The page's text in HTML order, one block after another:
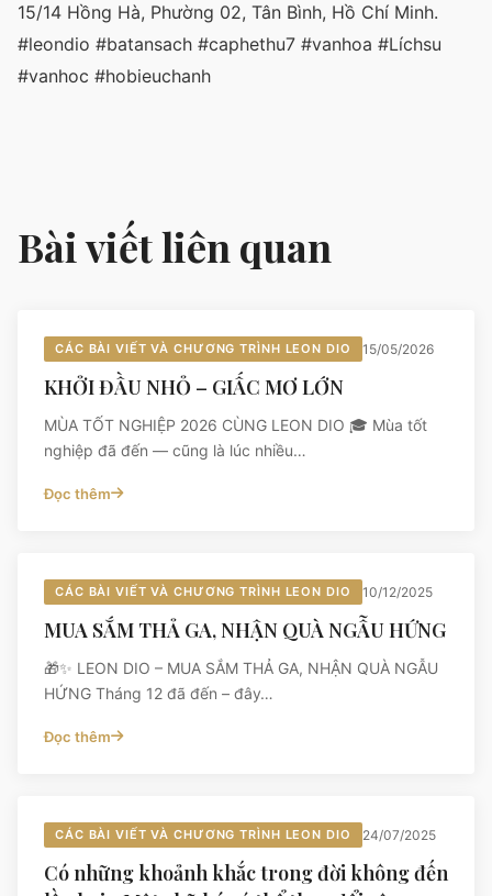
15/14 Hồng Hà, Phường 02, Tân Bình, Hồ Chí Minh.
#leondio #batansach #caphethu7 #vanhoa #Líchsu
#vanhoc #hobieuchanh
Bài viết liên quan
CÁC BÀI VIẾT VÀ CHƯƠNG TRÌNH LEON DIO 15/05/2026
KHỞI ĐẦU NHỎ – GIẤC MƠ LỚN
MÙA TỐT NGHIỆP 2026 CÙNG LEON DIO 🎓 Mùa tốt
nghiệp đã đến — cũng là lúc nhiều…
Đọc thêm
CÁC BÀI VIẾT VÀ CHƯƠNG TRÌNH LEON DIO 10/12/2025
MUA SẮM THẢ GA, NHẬN QUÀ NGẪU HỨNG
🎁✨ LEON DIO – MUA SẮM THẢ GA, NHẬN QUÀ NGẪU
HỨNG Tháng 12 đã đến – đây…
Đọc thêm
CÁC BÀI VIẾT VÀ CHƯƠNG TRÌNH LEON DIO 24/07/2025
Có những khoảnh khắc trong đời không đến